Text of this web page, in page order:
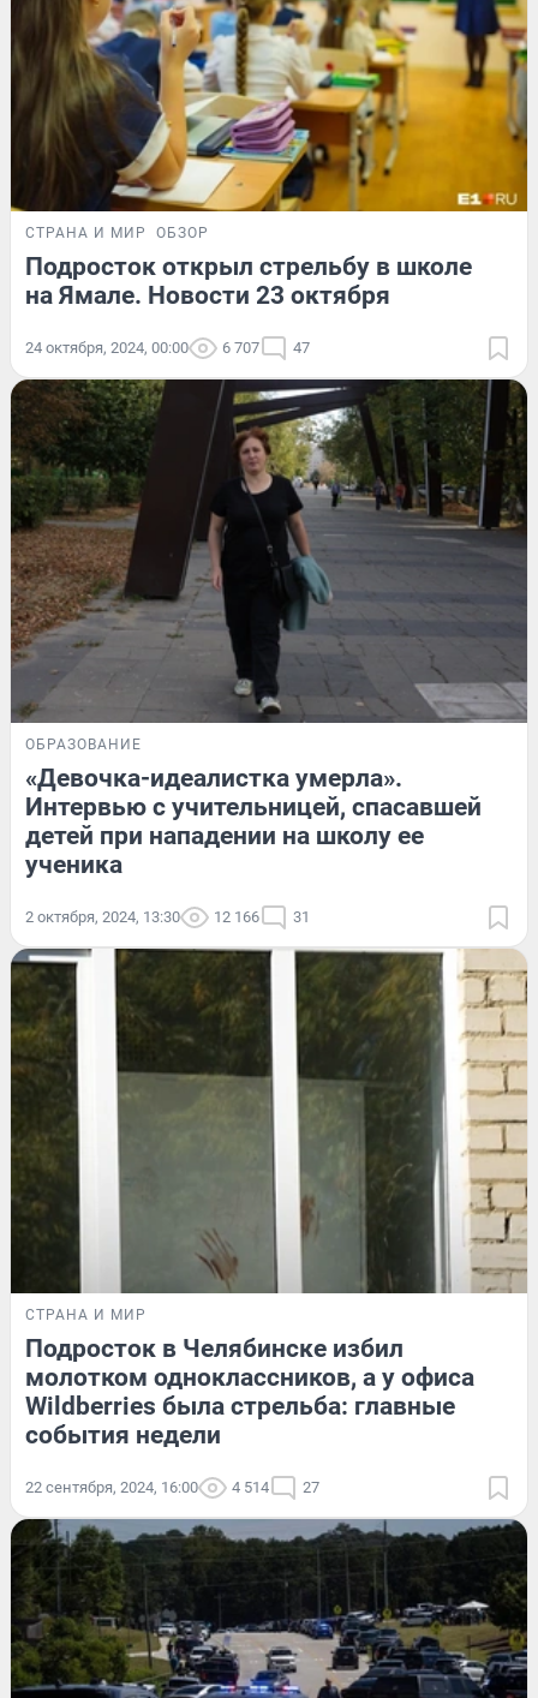
СТРАНА И МИР ОБЗОР
Подросток открыл стрельбу в школе
на Ямале. Новости 23 октября
24 октября, 2024, 00:00 6 707 47
ОБРАЗОВАНИЕ
«Девочка-идеалистка умерла».
Интервью с учительницей, спасавшей
детей при нападении на школу ее
ученика
2 октября, 2024, 13:30 12 166 31
СТРАНА И МИР
Подросток в Челябинске избил
молотком одноклассников, а у офиса
Wildberries была стрельба: главные
события недели
22 сентября, 2024, 16:00 4 514 27